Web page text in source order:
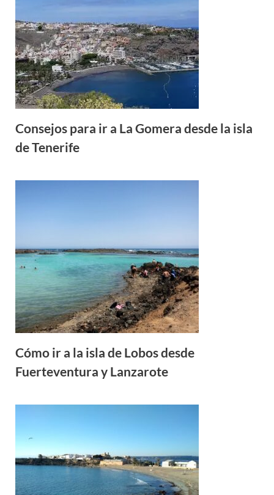
Consejos para ir a La Gomera desde la isla
de Tenerife
Cómo ir a la isla de Lobos desde
Fuerteventura y Lanzarote